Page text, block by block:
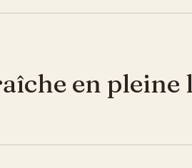
en pleine